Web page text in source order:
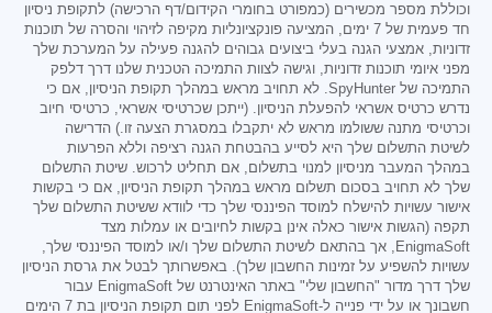
וכוללת מספר מכשירים (כמפורט בחומרי הקידום/דף הרכישה) לתקופת ניסיון
חד פעמית של 7 ימים, המציעה פונקציונליות מקיפה לזיהוי והסרה של תוכנות
זדוניות, אמצעי הגנה בעלי ביצועים גבוהים להגנה פעילה על המערכת שלך
מפני איומי תוכנות זדוניות, וגישה לצוות התמיכה הטכנית שלנו דרך דלפק
התמיכה של SpyHunter. לא תחויב מראש במהלך תקופת הניסיון, אם כי
נדרש כרטיס אשראי להפעלת הניסיון. (ייתכן שכרטיסי אשראי, כרטיסי חיוב
וכרטיסי מתנה ששולמו מראש לא יתקבלו במסגרת הצעה זו.) הדרישה
לשיטת התשלום שלך היא לסייע בהבטחת הגנה רציפה וללא הפרעות
במהלך המעבר מניסיון למנוי בתשלום, אם תחליט לרכוש. שיטת התשלום
שלך לא תחויב בסכום תשלום מראש במהלך תקופת הניסיון, אם כי בקשות
אישור עשויות להישלח למוסד הפיננסי שלך כדי לוודא ששיטת התשלום שלך
תקפה (הגשות אישור כאלה אינן בקשות לחיובים או עמלות מצד
EnigmaSoft, אך בהתאם לשיטת התשלום שלך ו/או למוסד הפיננסי שלך,
עשויות להשפיע על זמינות החשבון שלך). באפשרותך לבטל את גרסת הניסיון
שלך דרך מדור "החשבון שלי" באתר האינטרנט של EnigmaSoft עבור
חשבונך או על ידי פנייה ל-EnigmaSoft לפני תום תקופת הניסיון בת 7 הימים